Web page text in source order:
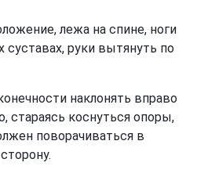
лежа на спине, ноги
суставах, руки вытянуть по
наклонять вправо
стараясь коснуться опоры,
поворачиваться в